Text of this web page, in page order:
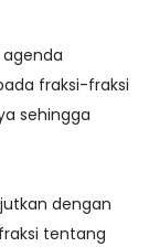
fraksi-fraksi
sehingga
dengan
tentang